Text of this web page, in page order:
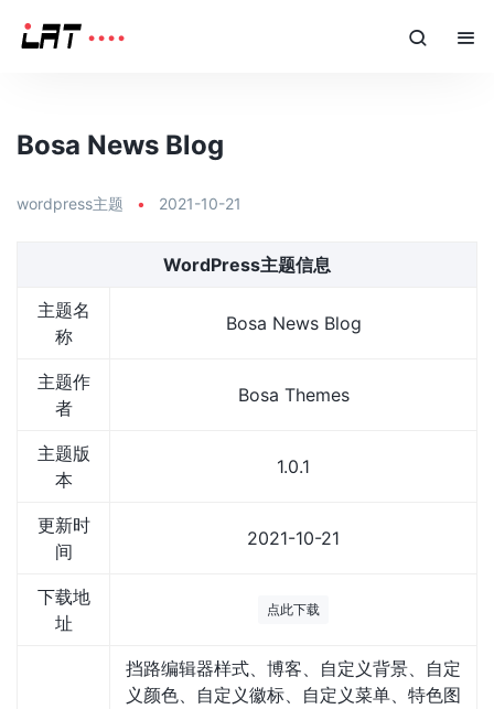
Bosa News Blog
wordpress主题 • 2021-10-21
WordPress主题信息
主题名
称
Bosa News Blog
主题作
者
Bosa Themes
主题版
本
1.0.1
更新时
间
2021-10-21
下载地
址
点此下载
挡路编辑器样式、博客、自定义背景、自定
义颜色、自定义徽标、自定义菜单、特色图